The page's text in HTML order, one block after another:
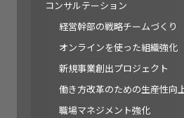
コンサルテーション
経営幹部の戦略チームづくり
オンラインを使った組織強化
新規事業創出プロジェクト
働き方改革のための生産性向
職場マネジメント強化